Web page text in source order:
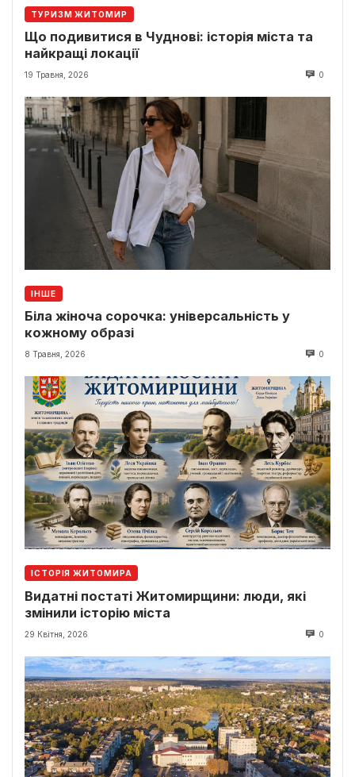
ТУРИЗМ ЖИТОМИР
Що подивитися в Чуднові: історія міста та
найкращі локації
19 Травня, 2026 0
ІНШЕ
Біла жіноча сорочка: універсальність у
кожному образі
8 Травня, 2026 0
ІСТОРІЯ ЖИТОМИРА
Видатні постаті Житомирщини: люди, які
змінили історію міста
29 Квітня, 2026 0